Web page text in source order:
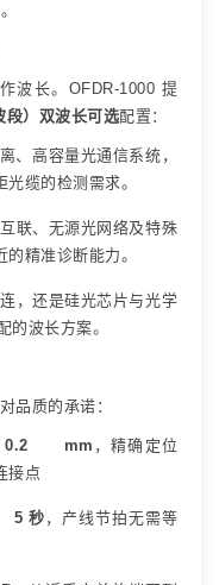
波长。 OFDR-1000 提
段）双波长可选配置：
、高容量光通信系统，
缆的检测需求。
联、无源光网络及特殊
精准诊断能力。
，还是硅光芯片与光学
的波长方案。
品质的承诺：
0.2 mm ，精确定位
接点
5秒 ，产线节拍无需等